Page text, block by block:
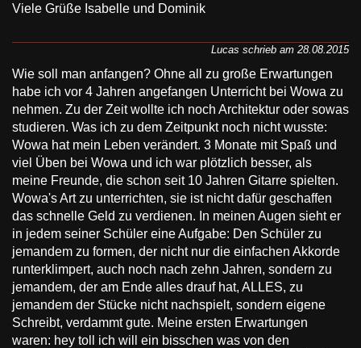
Viele Grüße Isabelle und Dominik
Lucas schrieb am 28.08.2015
Wie soll man anfangen? Ohne all zu große Erwartungen
habe ich vor 4 Jahren angefangen Unterricht bei Wowa zu
nehmen. Zu der Zeit wollte ich noch Architektur oder sowas
studieren. Was ich zu dem Zeitpunkt noch nicht wusste:
Wowa hat mein Leben verändert. 3 Monate mit Spaß und
viel Üben bei Wowa und ich war plötzlich besser, als
meine Freunde, die schon seit 10 Jahren Gitarre spielten.
Wowa's Art zu unterrichten, sie ist nicht dafür geschaffen
das schnelle Geld zu verdienen. In meinen Augen sieht er
in jedem seiner Schüler eine Aufgabe: Den Schüler zu
jemandem zu formen, der nicht nur die einfachen Akkorde
runterklimpert, auch noch nach zehn Jahren, sondern zu
jemandem, der am Ende alles drauf hat, ALLES, zu
jemandem der Stücke nicht nachspielt, sondern eigene
Schreibt, verdammt gute. Meine ersten Erwartungen
waren: hey toll ich will ein bisschen was von den